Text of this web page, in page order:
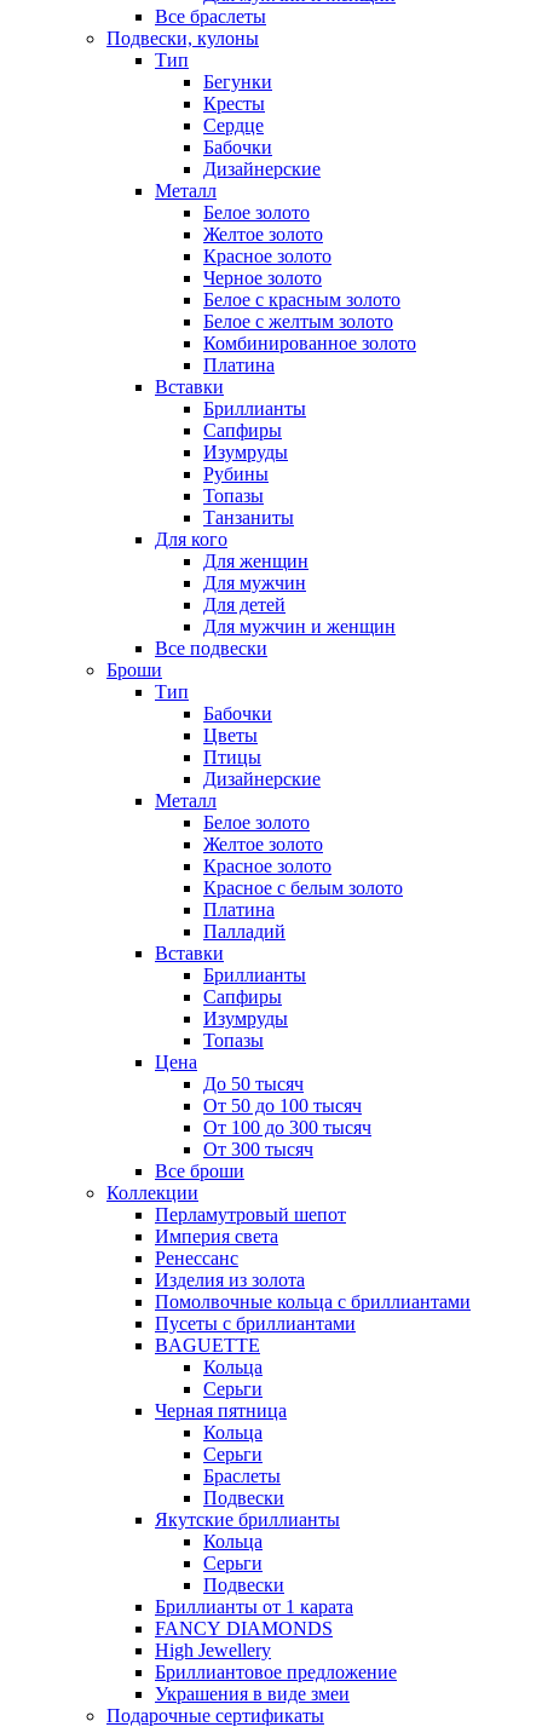
Все браслеты
Подвески, кулоны
Тип
Бегунки
Кресты
Сердце
Бабочки
Дизайнерские
Металл
Белое золото
Желтое золото
Красное золото
Черное золото
Белое с красным золото
Белое с желтым золото
Комбинированное золото
Платина
Вставки
Бриллианты
Сапфиры
Изумруды
Рубины
Топазы
Танзаниты
Для кого
Для женщин
Для мужчин
Для детей
Для мужчин и женщин
Все подвески
Броши
Тип
Бабочки
Цветы
Птицы
Дизайнерские
Металл
Белое золото
Желтое золото
Красное золото
Красное с белым золото
Платина
Палладий
Вставки
Бриллианты
Сапфиры
Изумруды
Топазы
Цена
До 50 тысяч
От 50 до 100 тысяч
От 100 до 300 тысяч
От 300 тысяч
Все броши
Коллекции
Перламутровый шепот
Империя света
Ренессанс
Изделия из золота
Помолвочные кольца с бриллиантами
Пусеты с бриллиантами
BAGUETTE
Кольца
Серьги
Черная пятница
Кольца
Серьги
Браслеты
Подвески
Якутские бриллианты
Кольца
Серьги
Подвески
Бриллианты от 1 карата
FANCY DIAMONDS
High Jewellery
Бриллиантовое предложение
Украшения в виде змеи
Подарочные сертификаты